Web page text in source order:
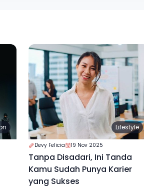
Lifestyle
Devy Felicia 19 Nov 2025
Tanpa Disadari, Ini Tanda
Kamu Sudah Punya Karier
yang Sukses